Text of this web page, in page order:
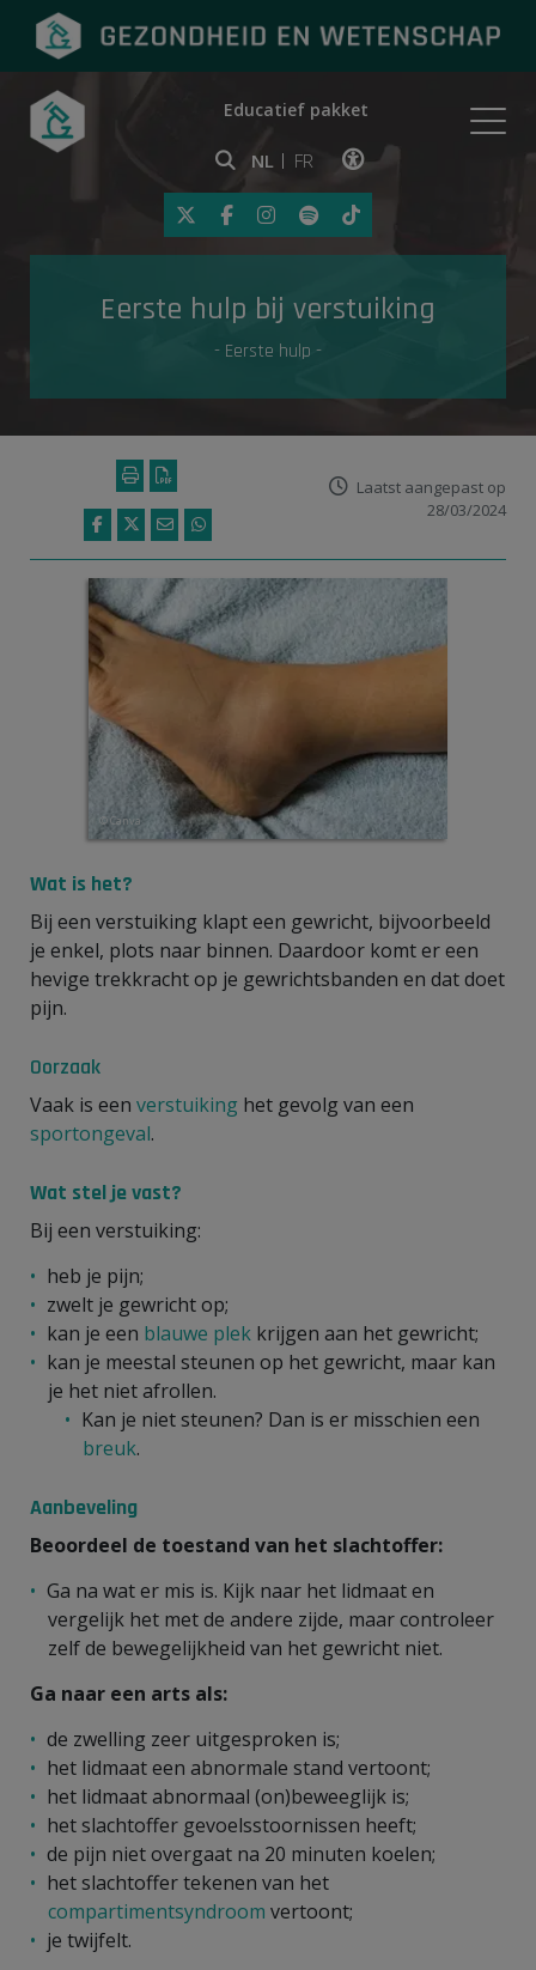
Onderwerpen
Gezondheid in de media
Educatief pakket
NL FR
Klik op deze link om
Eerste hulp bij verstuiking
- Eerste hulp -
Laatst aangepast op
28/03/2024
© Canva
Wat is het?
Bij een verstuiking klapt een gewricht, bijvoorbeeld
je enkel, plots naar binnen. Daardoor komt er een
hevige trekkracht op je gewrichtsbanden en dat doet
pijn.
Oorzaak
Vaak is een verstuiking het gevolg van een
sportongeval.
Wat stel je vast?
Bij een verstuiking:
heb je pijn;
zwelt je gewricht op;
kan je een blauwe plek krijgen aan het gewricht;
kan je meestal steunen op het gewricht, maar kan
je het niet afrollen.
Kan je niet steunen? Dan is er misschien een
breuk.
Aanbeveling
Beoordeel de toestand van het slachtoffer:
Ga na wat er mis is. Kijk naar het lidmaat en
vergelijk het met de andere zijde, maar controleer
zelf de bewegelijkheid van het gewricht niet.
Ga naar een arts als:
de zwelling zeer uitgesproken is;
het lidmaat een abnormale stand vertoont;
het lidmaat abnormaal (on)beweeglijk is;
het slachtoffer gevoelsstoornissen heeft;
de pijn niet overgaat na 20 minuten koelen;
het slachtoffer tekenen van het
compartimentsyndroom vertoont;
je twijfelt.